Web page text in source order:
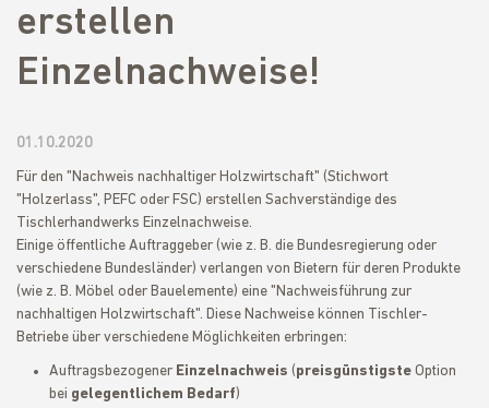
erstellen
Einzelnachweise!
01.10.2020
Für den "Nachweis nachhaltiger Holzwirtschaft" (Stichwort
"Holzerlass", PEFC oder FSC) erstellen Sachverständige des
Tischlerhandwerks Einzelnachweise.
Einige öffentliche Auftraggeber (wie z. B. die Bundesregierung oder
verschiedene Bundesländer) verlangen von Bietern für deren Produkte
(wie z. B. Möbel oder Bauelemente) eine "Nachweisführung zur
nachhaltigen Holzwirtschaft". Diese Nachweise können Tischler-
Betriebe über verschiedene Möglichkeiten erbringen:
Auftragsbezogener Einzelnachweis (preisgünstigste Option
bei gelegentlichem Bedarf)